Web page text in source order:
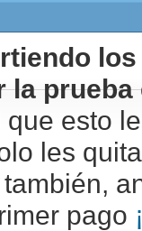
la
esto
les
pago